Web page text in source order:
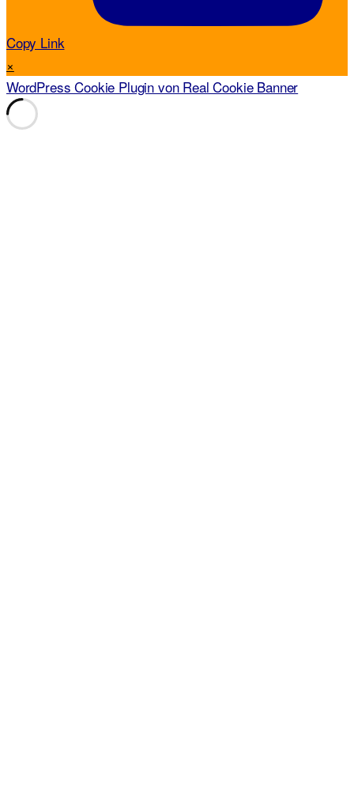
Copy Link
×
WordPress Cookie Plugin von Real Cookie Banner